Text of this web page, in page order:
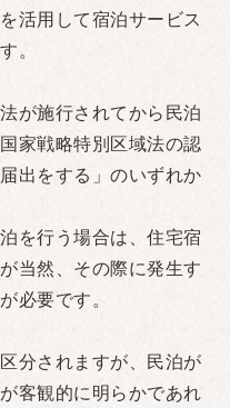
活用して宿泊サービス
。
が施行されてから民泊
家戦略特別区域法の認
出をする」のいずれか
を行う場合は、住宅宿
当然、その際に発生す
必要です。
分されますが、民泊が
客観的に明らかであれ